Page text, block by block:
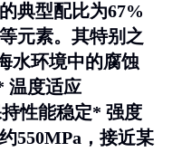
典型配比为67%
元素。其特别之
水环境中的腐蚀
温度适应
性能稳定* 强度
550MPa，接近某